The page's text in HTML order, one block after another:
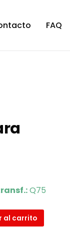
FAQ
Q75
al carrito